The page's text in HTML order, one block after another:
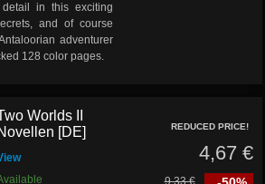
in this exciting
and of course
adventurer
128 color pages.
Worlds II
[DE]
REDUCED PRICE!
4,67 €
9,33 €